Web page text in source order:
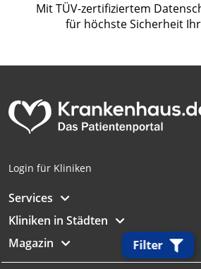
Filter
Mit TÜV-zertifiziertem
für höchste Sicherheit
Login für Kliniken
Services
Kliniken in Städten
Magazin